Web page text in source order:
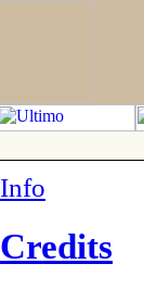
Info
Credits